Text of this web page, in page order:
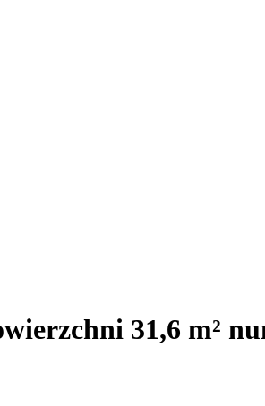
31,6 m²